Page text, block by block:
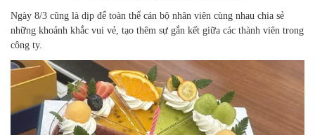
Ngày 8/3 cũng là dịp để toàn thể cán bộ nhân viên cùng nhau chia sẻ
những khoảnh khắc vui vẻ, tạo thêm sự gắn kết giữa các thành viên trong
công ty.